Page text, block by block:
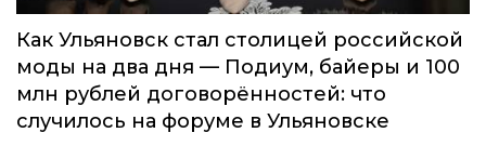
Как Ульяновск стал столицей российской
моды на два дня — Подиум, байеры и 100
млн рублей договорённостей: что
случилось на форуме в Ульяновске